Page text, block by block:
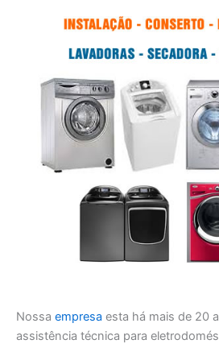
Nossa empresa esta há mais de 20
assistência técnica para